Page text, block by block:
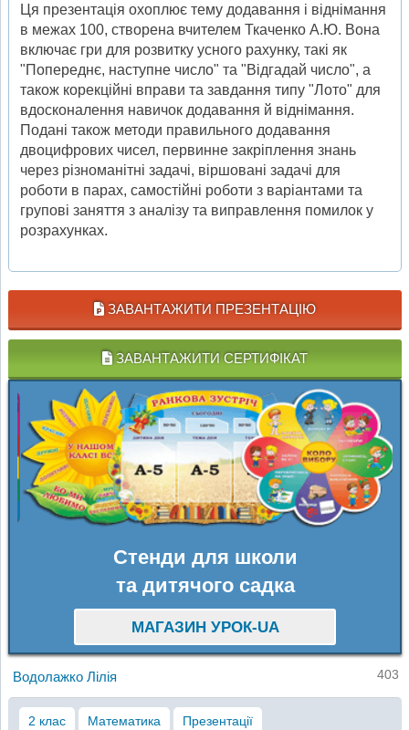
Ця презентація охоплює тему додавання і віднімання
в межах 100, створена вчителем Ткаченко А.Ю. Вона
включає гри для розвитку усного рахунку, такі як
"Попереднє, наступне число" та "Відгадай число", а
також корекційні вправи та завдання типу "Лото" для
вдосконалення навичок додавання й віднімання.
Подані також методи правильного додавання
двоцифрових чисел, первинне закріплення знань
через різноманітні задачі, віршовані задачі для
роботи в парах, самостійні роботи з варіантами та
групові заняття з аналізу та виправлення помилок у
розрахунках.
ЗАВАНТАЖИТИ ПРЕЗЕНТАЦІЮ
ЗАВАНТАЖИТИ СЕРТИФІКАТ
Стенди для школи
та дитячого садка
МАГАЗИН УРОК-UA
Водолажко Лілія 403
2 клас Математика Презентації